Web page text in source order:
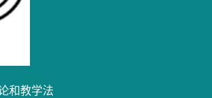
和教学法